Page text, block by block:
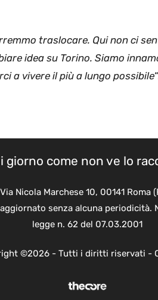
traslocare. Qui non ci
idea su Torino. Siamo
a vivere il più a lungo possibile
giorno come non ve lo
Nicola Marchese 10, 00141 Roma
senza alcuna
legge n. 62 del 07.03.2001
©2026 - Tutti i diritti riservati -